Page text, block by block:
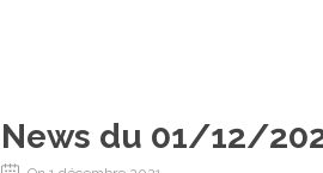
News du 01/12/